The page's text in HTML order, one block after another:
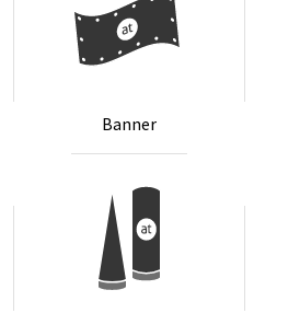
Ban­ner